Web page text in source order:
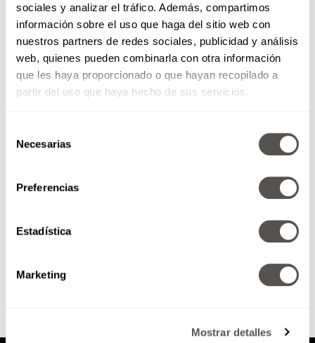
sociales y analizar el tráfico. Además, compartimos
información sobre el uso que haga del sitio web con
nuestros partners de redes sociales, publicidad y análisis
web, quienes pueden combinarla con otra información
que les haya proporcionado o que hayan recopilado a
partir del uso que haya hecho de sus servicios.
Necesarias
Preferencias
Estadística
Marketing
Mostrar detalles
rojos que deben alertarte en un